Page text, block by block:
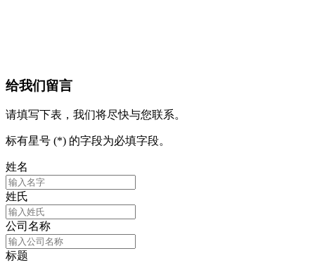
给我们留言
请填写下表，我们将尽快与您联系。
标有星号 (*) 的字段为必填字段。
姓名
姓氏
公司名称
标题